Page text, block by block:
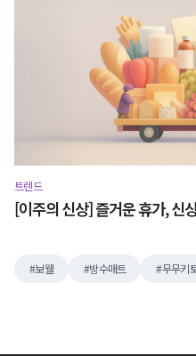
트렌드
[이주의 신상] 즐거운 휴가, 신
보웰 방수매트 무무키